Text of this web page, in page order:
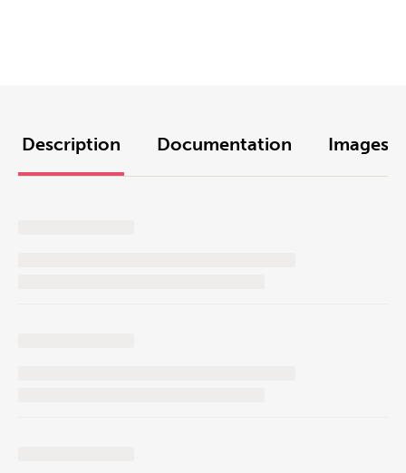
Description Documentation Images